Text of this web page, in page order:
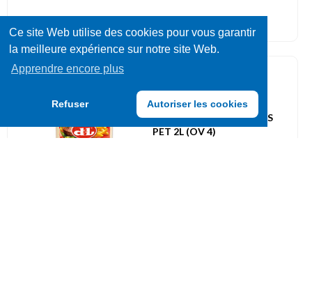
Ce site Web utilise des cookies pour vous garantir
la meilleure expérience sur notre site Web.
Apprendre encore plus
Refuser Autoriser les cookies
Sauces
084973
D+L MAYONNAISE OEUFS
PET 2L (OV 4)